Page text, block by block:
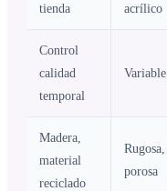
tienda
acrílico
Control
calidad
temporal
Variable
Madera,
material
reciclado
Rugosa,
porosa